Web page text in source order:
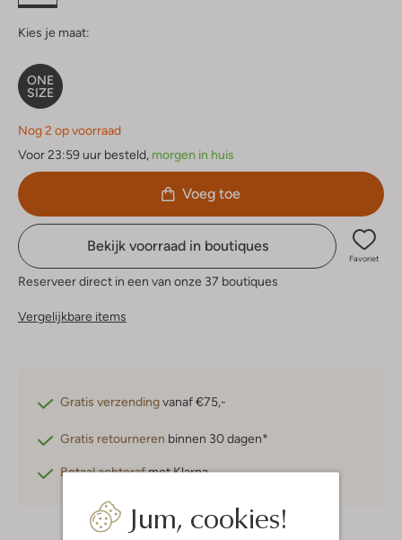
Jum, cookies!
Kies je maat:
ONE
SIZE
Nog 2 op voorraad
Voor 23:59 uur besteld, morgen in huis
Voeg toe
Bekijk voorraad in boutiques
Favoriet
Reserveer direct in een van onze 37 boutiques
Vergelijkbare items
Gratis verzendingvanaf €75,-
Gratis retourneren binnen 30 dagen*
Betaal achterafmet Klarna